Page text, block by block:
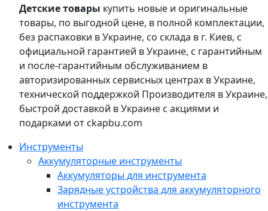
Детские товары купить новые и оригинальные
товары, по выгодной цене, в полной комплектации,
без распаковки в Украине, со склада в г. Киев, с
официальной гарантией в Украине, с гарантийным
и после-гарантийным обслуживанием в
авторизированных сервисных центрах в Украине,
технической поддержкой Производителя в Украине,
быстрой доставкой в Украине с акциями и
подарками от ckapbu.com
Инструменты
Аккумуляторные инструменты
Аккумуляторы для инструмента
Зарядные устройства для аккумуляторного
инструмента